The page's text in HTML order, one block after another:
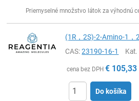
Priemyselné množstvo látok za výhodnú
(1R，2S)-2-Amino-1，
CAS:23190-16-1 Kat.
cena bez DPH € 105,33
Do košíka